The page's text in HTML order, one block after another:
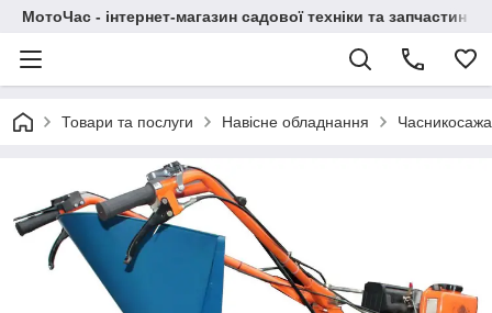
МотоЧас - інтернет-магазин садової техніки та запчастин
Товари та послуги Навісне обладнання